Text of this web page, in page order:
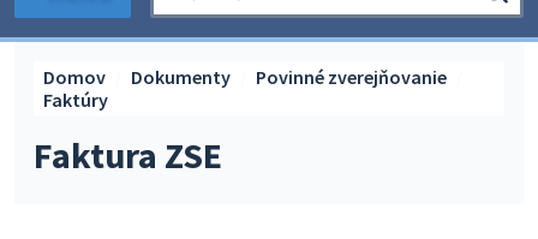
Faktura ZSE
Domov Dokumenty
Povinné zverejňovanie
Faktúry